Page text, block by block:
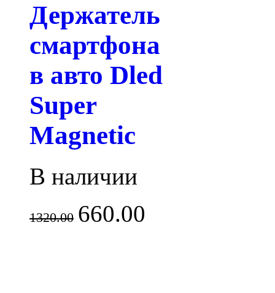
Держатель
смартфона
в авто Dled
Super
Magnetic
В наличии
1320.00 660.00